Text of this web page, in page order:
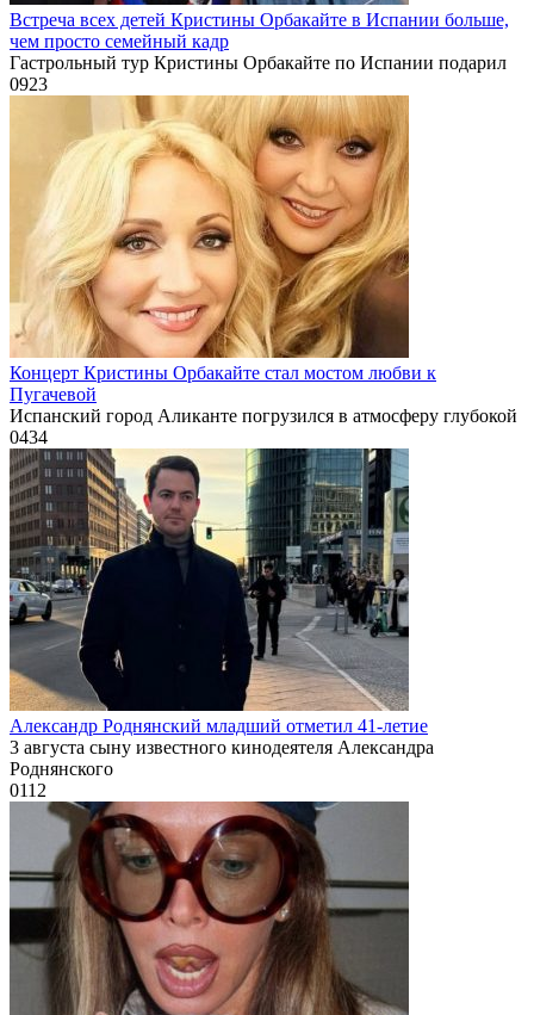
Встреча всех детей Кристины Орбакайте в Испании больше,
чем просто семейный кадр
Гастрольный тур Кристины Орбакайте по Испании подарил
0923
Концерт Кристины Орбакайте стал мостом любви к
Пугачевой
Испанский город Аликанте погрузился в атмосферу глубокой
0434
Александр Роднянский младший отметил 41-летие
3 августа сыну известного кинодеятеля Александра
Роднянского
0112